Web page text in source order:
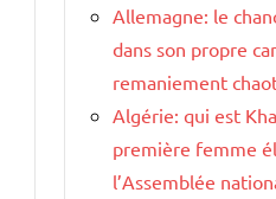
Allemagne: le
dans son propre
remaniement
Algérie: qui est
première femme
l’Assemblée